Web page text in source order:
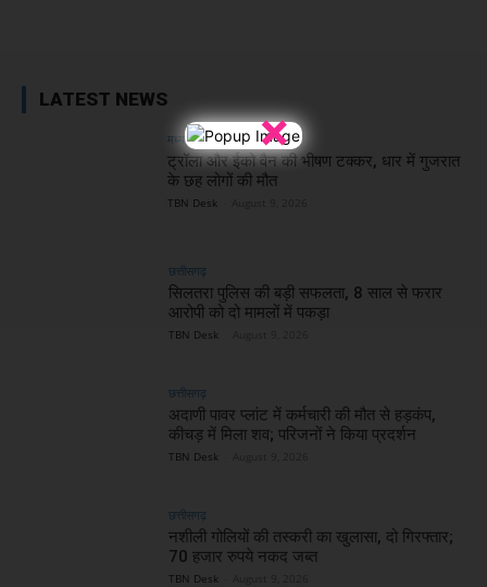
×
LATEST NEWS
मध्य प्रदेश
ट्रॉला और ईको वैन की भीषण टक्कर, धार में गुजरात
के छह लोगों की मौत
TBN Desk
छत्तीसगढ़
सिलतरा पुलिस की बड़ी सफलता, 8 साल से फरार
आरोपी को दो मामलों में पकड़ा
TBN Desk
छत्तीसगढ़
अदाणी पावर प्लांट में कर्मचारी की मौत से हड़कंप,
कीचड़ में मिला शव; परिजनों ने किया प्रदर्शन
TBN Desk
छत्तीसगढ़
नशीली गोलियों की तस्करी का खुलासा, दो गिरफ्तार;
70 हजार रुपये नकद जब्त
TBN Desk